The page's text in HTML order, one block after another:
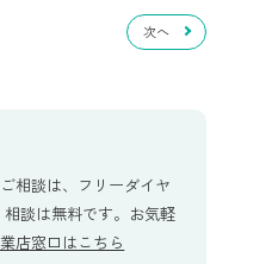
次へ
相談は、フリーダイヤ
談は無料です。お気軽
店窓口はこちら